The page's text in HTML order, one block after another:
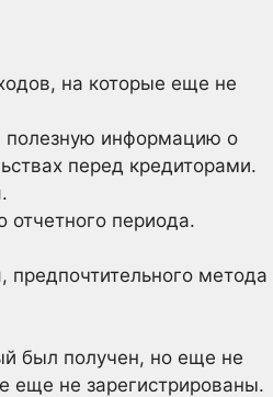
на которые еще не
полезную информацию о
перед кредиторами.
отчетного периода.
предпочтительного метода
был получен, но еще не
еще не зарегистрированы.